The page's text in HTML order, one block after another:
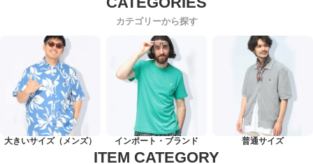
カテゴリーから探す
大きいサイズ（メンズ） インポート・ブランド 普通サイズ